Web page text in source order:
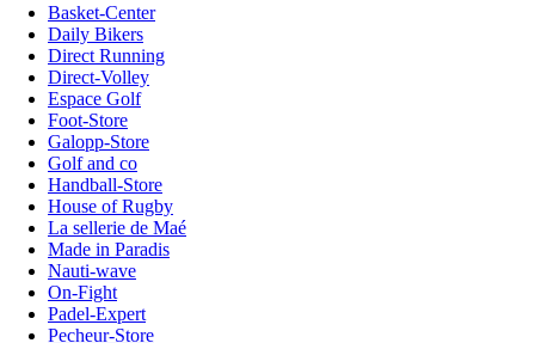
Basket-Center
Daily Bikers
Direct Running
Direct-Volley
Espace Golf
Foot-Store
Galopp-Store
Golf and co
Handball-Store
House of Rugby
La sellerie de Maé
Made in Paradis
Nauti-wave
On-Fight
Padel-Expert
Pecheur-Store